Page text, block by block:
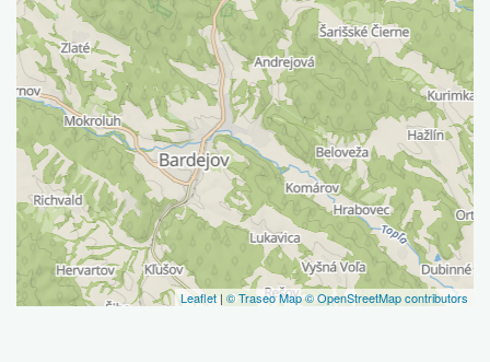
Leaflet | © Traseo Map© OpenStreetMap contributors